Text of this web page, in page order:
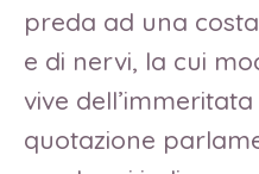
preda ad una
e di nervi, la cui
vive
quotazione